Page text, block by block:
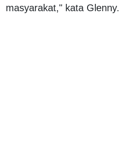
masyarakat," kata Glenny.